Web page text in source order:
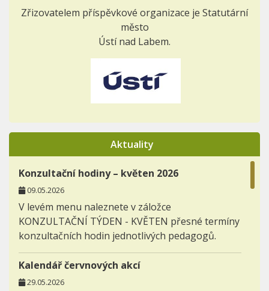
Zřizovatelem příspěvkové organizace je Statutární
město
Ústí nad Labem.
Aktuality
Konzultační hodiny – květen 2026
09.05.2026
V levém menu naleznete v záložce
KONZULTAČNÍ TÝDEN - KVĚTEN přesné termíny
konzultačních hodin jednotlivých pedagogů.
Kalendář červnových akcí
29.05.2026